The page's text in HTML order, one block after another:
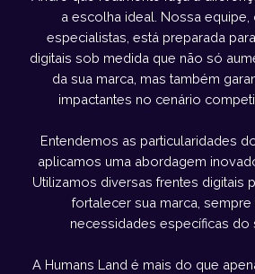
a escolha ideal. Nossa
especialistas, está preparada
digitais sob medida que não só
da sua marca, mas também
impactantes no cenário
Entendemos as particularidades
aplicamos uma abordagem
Utilizamos diversas frentes digitais
fortalecer sua marca,
necessidades específicas do
A Humans Land é mais do que